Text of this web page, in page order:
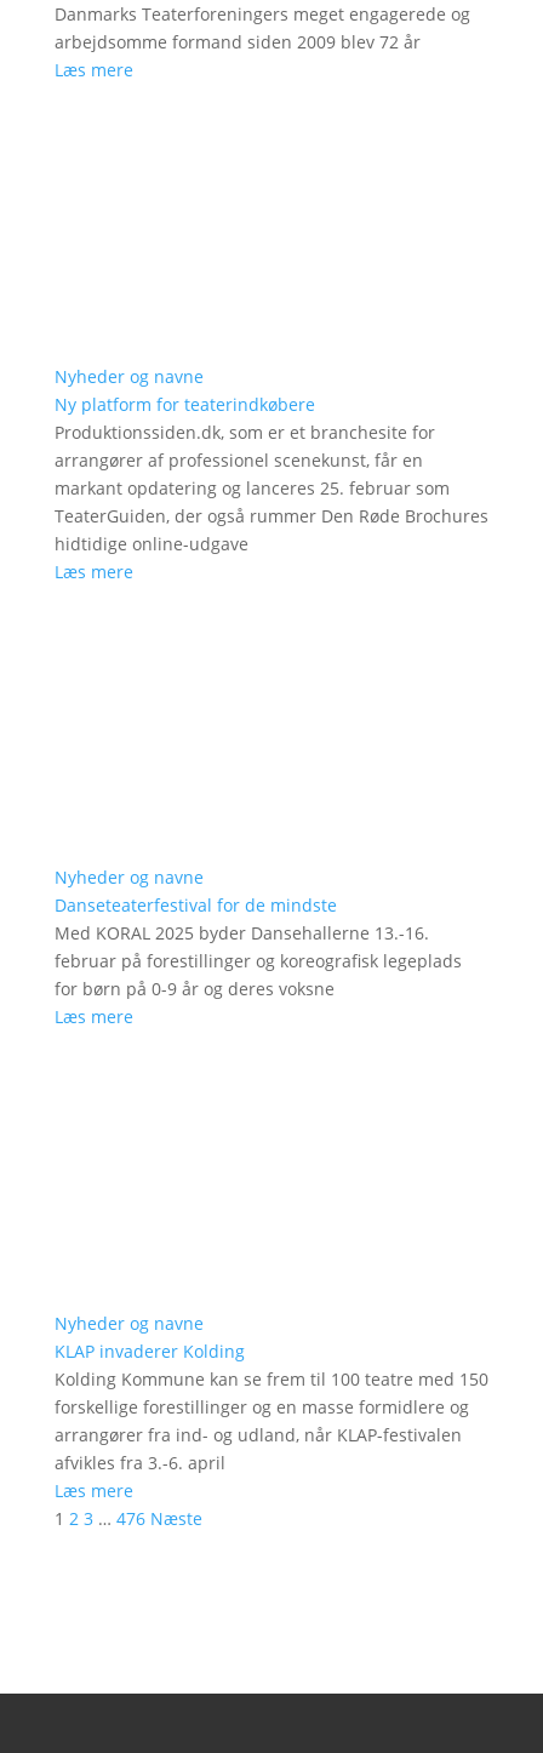
Danmarks Teaterforeningers meget engagerede og
arbejdsomme formand siden 2009 blev 72 år
Læs mere
Nyheder og navne
Ny platform for teaterindkøbere
Produktionssiden.dk, som er et branchesite for
arrangører af professionel scenekunst, får en
markant opdatering og lanceres 25. februar som
TeaterGuiden, der også rummer Den Røde Brochures
hidtidige online-udgave
Læs mere
Nyheder og navne
Danseteaterfestival for de mindste
Med KORAL 2025 byder Dansehallerne 13.-16.
februar på forestillinger og koreografisk legeplads
for børn på 0-9 år og deres voksne
Læs mere
Nyheder og navne
KLAP invaderer Kolding
Kolding Kommune kan se frem til 100 teatre med 150
forskellige forestillinger og en masse formidlere og
arrangører fra ind- og udland, når KLAP-festivalen
afvikles fra 3.-6. april
Læs mere
1 2 3 … 476 Næste